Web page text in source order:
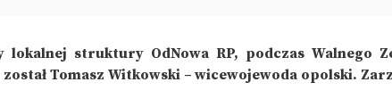
lokalnej struktury OdNowa RP, podczas Walnego
Tomasz Witkowski – wicewojewoda opolski.